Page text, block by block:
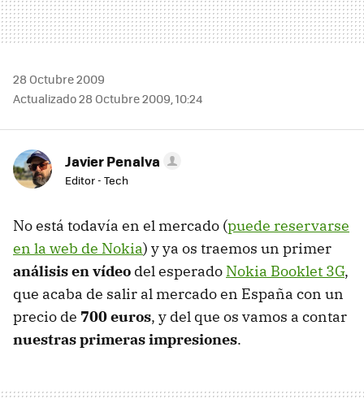
28 Octubre 2009
Actualizado 28 Octubre 2009, 10:24
Javier Penalva
Editor - Tech
No está todavía en el mercado (puede reservarse
en la web de Nokia) y ya os traemos un primer
análisis en vídeo del esperado Nokia Booklet 3G,
que acaba de salir al mercado en España con un
precio de 700 euros, y del que os vamos a contar
nuestras primeras impresiones.